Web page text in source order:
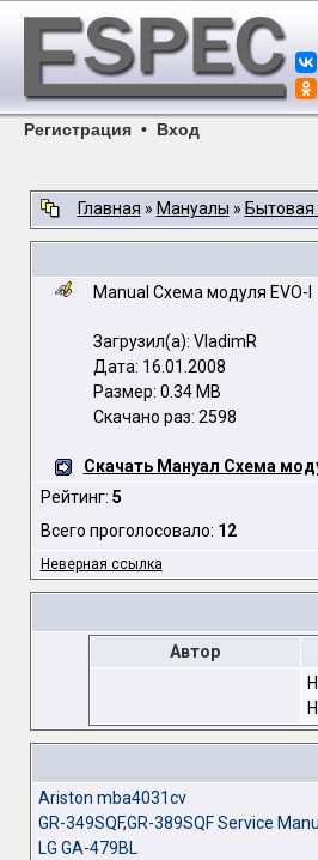
Регистрация • Вход
Главная » Мануалы » Бытовая
Manual Схема модуля EVO-I
Загрузил(а): VladimR
Дата: 16.01.2008
Размер: 0.34 MB
Скачано раз: 2598
Скачать Мануал Схема
Рейтинг: 5
Всего проголосовало: 12
Неверная ссылка
Автор
Ariston mba4031cv
GR-349SQF,GR-389SQF Service
LG GA-479BL